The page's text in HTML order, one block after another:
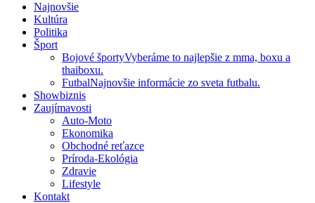
Najnovšie
Kultúra
Politika
Šport
Bojové športyVyberáme to najlepšie z mma, boxu a
thaiboxu.
FutbalNajnovšie informácie zo sveta futbalu.
Showbiznis
Zaujímavosti
Auto-Moto
Ekonomika
Obchodné reťazce
Príroda-Ekológia
Zdravie
Lifestyle
Kontakt